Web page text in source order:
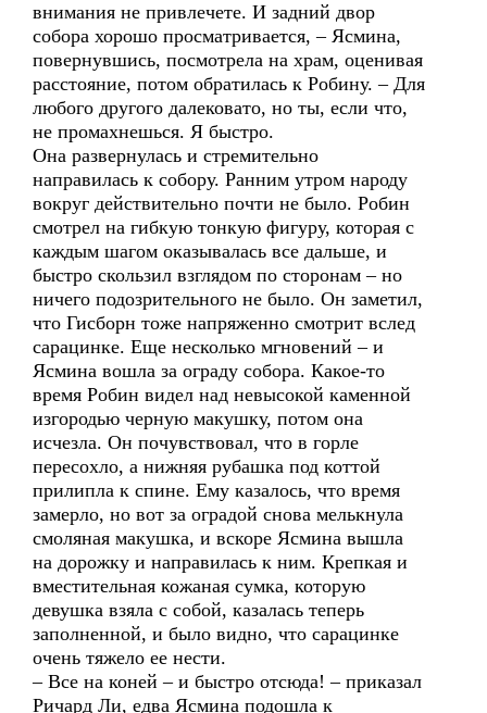
внимания не привлечете. И задний двор
собора хорошо просматривается, – Ясмина,
повернувшись, посмотрела на храм, оценивая
расстояние, потом обратилась к Робину. – Для
любого другого далековато, но ты, если что,
не промахнешься. Я быстро.
Она развернулась и стремительно
направилась к собору. Ранним утром народу
вокруг действительно почти не было. Робин
смотрел на гибкую тонкую фигуру, которая с
каждым шагом оказывалась все дальше, и
быстро скользил взглядом по сторонам – но
ничего подозрительного не было. Он заметил,
что Гисборн тоже напряженно смотрит вслед
сарацинке. Еще несколько мгновений – и
Ясмина вошла за ограду собора. Какое-то
время Робин видел над невысокой каменной
изгородью черную макушку, потом она
исчезла. Он почувствовал, что в горле
пересохло, а нижняя рубашка под коттой
прилипла к спине. Ему казалось, что время
замерло, но вот за оградой снова мелькнула
смоляная макушка, и вскоре Ясмина вышла
на дорожку и направилась к ним. Крепкая и
вместительная кожаная сумка, которую
девушка взяла с собой, казалась теперь
заполненной, и было видно, что сарацинке
очень тяжело ее нести.
– Все на коней – и быстро отсюда! – приказал
Ричард Ли, едва Ясмина подошла к